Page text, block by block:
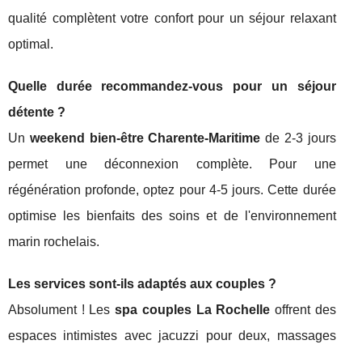
qualité complètent votre confort pour un séjour relaxant
optimal.
Quelle durée recommandez-vous pour un séjour
détente ?
Un weekend bien-être Charente-Maritime de 2-3 jours
permet une déconnexion complète. Pour une
régénération profonde, optez pour 4-5 jours. Cette durée
optimise les bienfaits des soins et de l'environnement
marin rochelais.
Les services sont-ils adaptés aux couples ?
Absolument ! Lesspa couples La Rochelle offrent des
espaces intimistes avec jacuzzi pour deux, massages